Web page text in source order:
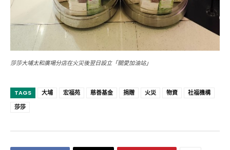
莎莎大埔太和廣場分店在火災後翌日設立「關愛加油站」
TAGS 大埔 宏福苑 慈善基金 捐贈 火災 物資
社福機構
莎莎